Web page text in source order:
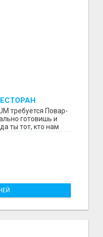
требуется Повар-
готовишь и
ты тот, кто нам